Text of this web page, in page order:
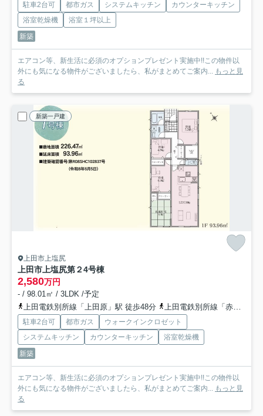
駐車2台可 都市ガス システムキッチン
カウンターキッチン
浴室乾燥機
浴室１坪以上
新築
エアコン等、新生活に必須のオプションプレゼント実施中!!この物件以
外にも気になる物件がございましたら、私がまとめてご案内... もっと見
る
新築一戸建
上田市上塩尻
上田市上塩尻第２4号棟
2,580万円
- / 98.01㎡ / 3LDK /予定
上田電鉄別所線「上田原」駅 徒歩48分
上田電鉄別所線「赤坂上」駅 徒歩48分
駐車2台可 都市ガス
ウォークインクロゼット
システムキッチン
カウンターキッチン
浴室乾燥機
新築
エアコン等、新生活に必須のオプションプレゼント実施中!!この物件以
外にも気になる物件がございましたら、私がまとめてご案内... もっと見
る